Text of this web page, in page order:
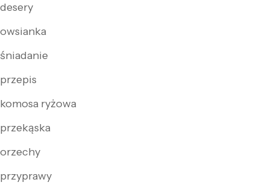
desery
owsianka
śniadanie
przepis
komosa ryżowa
przekąska
orzechy
przyprawy